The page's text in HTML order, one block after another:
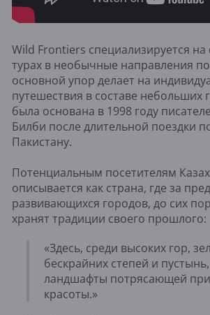
Wild Frontiers специализируется
турах в необычные направления
основной упор делает на
путешествия в составе небольших
была основана в 1998 году
Билби после длительной поездки
Пакистану.
Потенциальным посетителям
описывается как страна, где за
развивающихся городов, до сих
хранят традиции своего прошлого:
«Здесь, среди высоких гор,
бескрайних степей и
ландшафты потрясающей
красоты.»